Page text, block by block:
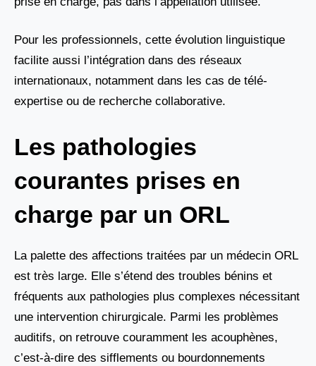
Pour les professionnels, cette évolution linguistique
facilite aussi l’intégration dans des réseaux
internationaux, notamment dans les cas de télé-
expertise ou de recherche collaborative.
Les pathologies
courantes prises en
charge par un ORL
La palette des affections traitées par un médecin ORL
est très large. Elle s’étend des troubles bénins et
fréquents aux pathologies plus complexes nécessitant
une intervention chirurgicale. Parmi les problèmes
auditifs, on retrouve couramment les acouphènes,
c’est-à-dire des sifflements ou bourdonnements